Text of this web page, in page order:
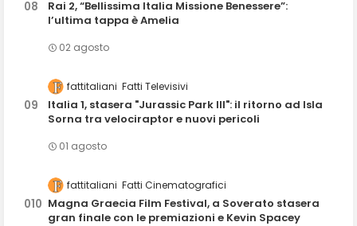
Rai 2, “Bellissima Italia Missione Benessere”:
l’ultima tappa è Amelia
02 agosto
fattitaliani Fatti Televisivi
Italia 1, stasera "Jurassic Park III": il ritorno ad Isla
Sorna tra velociraptor e nuovi pericoli
01 agosto
fattitaliani Fatti Cinematografici
Magna Graecia Film Festival, a Soverato stasera
gran finale con le premiazioni e Kevin Spacey